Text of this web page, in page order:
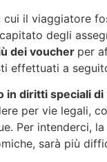
il viaggiatore
degli
dei voucher per
effettuati a
in diritti speciali
per vie legali,
Per intenderci,
sarà più